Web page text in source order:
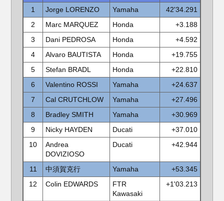
1
Jorge LORENZO Yamaha
42'34.291
2
Marc MARQUEZ Honda
+3.188
3
Dani PEDROSA Honda
+4.592
4
Alvaro BAUTISTA Honda
+19.755
5
Stefan BRADL Honda
+22.810
6
Valentino ROSSI Yamaha
+24.637
7
Cal CRUTCHLOW Yamaha
+27.496
8
Bradley SMITH Yamaha
+30.969
9
Nicky HAYDEN Ducati
+37.010
10
Andrea
DOVIZIOSO
Ducati +42.944
11 中須賀克行 Yamaha
+53.345
12
Colin EDWARDS
FTR
Kawasaki
+1'03.213